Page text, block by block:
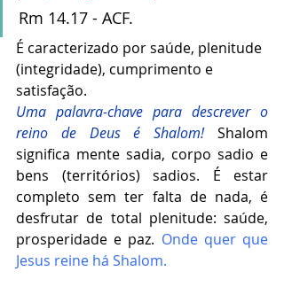
Rm 14.17 - ACF.
É caracterizado por saúde, plenitude
(integridade), cumprimento e
satisfação.
Uma palavra-chave para descrever o
reino de Deus é Shalom! Shalom
significa mente sadia, corpo sadio e
bens (territórios) sadios. É estar
completo sem ter falta de nada, é
desfrutar de total plenitude: saúde,
prosperidade e paz. Onde quer que
Jesus reine há Shalom.